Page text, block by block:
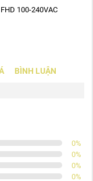
100-240VAC
BÌNH LUẬN
0%
0%
0%
0%